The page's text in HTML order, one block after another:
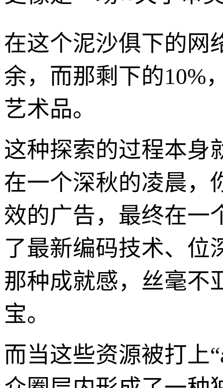
在这个泥沙俱下的网
余，而那剩下的10%
艺术品。
这种探索的过程本身
在一个深秋的凌晨，
效的广告，最终在一
了最新编码技术、位
那种成就感，丝毫不
宝。
而当这些资源被打上